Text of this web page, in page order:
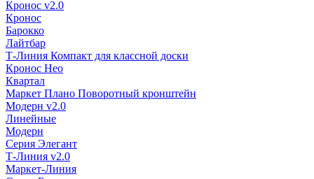
Кронос v2.0
Кронос
Барокко
Лайтбар
Т-Линия Компакт для классной доски
Кронос Нео
Квартал
Маркет Плано Поворотный кронштейн
Модерн v2.0
Линейные
Модерн
Серия Элегант
Т-Линия v2.0
Маркет-Линия